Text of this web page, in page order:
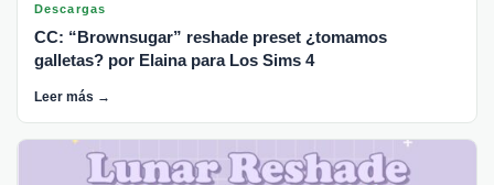
Descargas
CC: “Brownsugar” reshade preset ¿tomamos
galletas? por Elaina para Los Sims 4
Leer más →